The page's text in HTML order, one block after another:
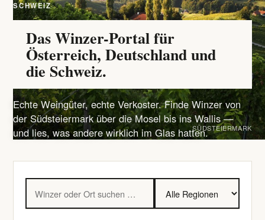
SCHWEIZ
Das Winzer-Portal für
Österreich, Deutschland und
die Schweiz.
Echte Weingüter, echte Verkoster. Finde Winzer von
der Südsteiermark über die Mosel bis ins Wallis —
und lies, was andere wirklich im Glas hatten.SÜDSTEIERMARK